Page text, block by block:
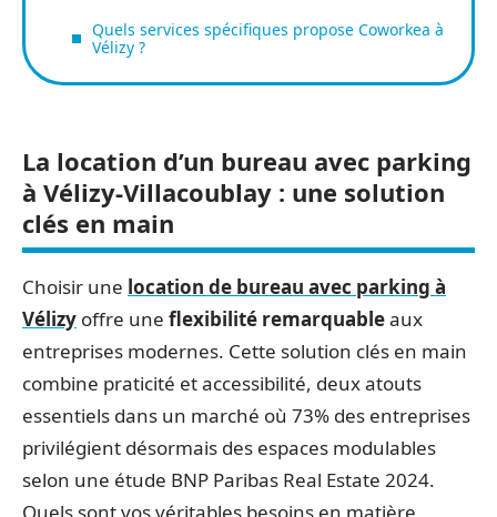
Quels services spécifiques propose Coworkea à
Vélizy ?
La location d’un bureau avec parking
à Vélizy-Villacoublay : une solution
clés en main
Choisir une location de bureau avec parking à
Vélizy offre une flexibilité remarquableaux
entreprises modernes. Cette solution clés en main
combine praticité et accessibilité, deux atouts
essentiels dans un marché où 73% des entreprises
privilégient désormais des espaces modulables
selon une étude BNP Paribas Real Estate 2024.